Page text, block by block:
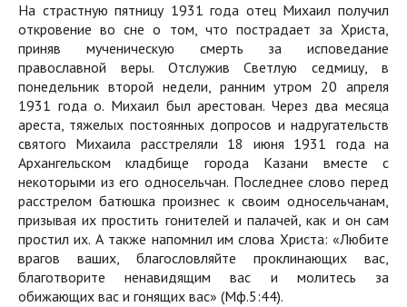
На страстную пятницу 1931 года отец Михаил получил
откровение во сне о том, что пострадает за Христа,
приняв мученическую смерть за исповедание
православной веры. Отслужив Светлую седмицу, в
понедельник второй недели, ранним утром 20 апреля
1931 года о. Михаил был арестован. Через два месяца
ареста, тяжелых постоянных допросов и надругательств
святого Михаила расстреляли 18 июня 1931 года на
Архангельском кладбище города Казани вместе с
некоторыми из его односельчан. Последнее слово перед
расстрелом батюшка произнес к своим односельчанам,
призывая их простить гонителей и палачей, как и он сам
простил их. А также напомнил им слова Христа: «Любите
врагов ваших, благословляйте проклинающих вас,
благотворите ненавидящим вас и молитесь за
обижающих вас и гонящих вас» (Мф.5:44).